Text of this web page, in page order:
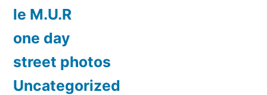
le M.U.R
one day
street photos
Uncategorized